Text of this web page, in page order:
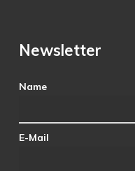
Newsletter
Name
E-Mail